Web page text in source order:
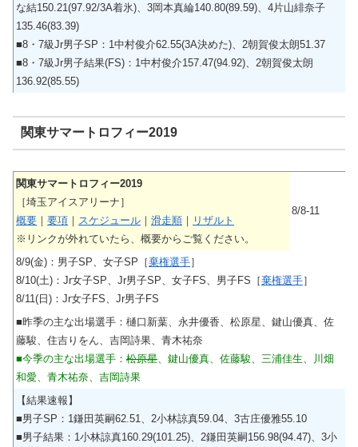
な結150.21(97.92/3A着氷)、3岡本真綸140.80(89.59)、4片山緋奈子
135.46(83.39)
■8・7級Jr男子SP：1中村俊介62.55(3A決めた)、2朝賀俊太朗51.37
■8・7級Jr男子結果(FS)：1中村俊介157.47(94.92)、2朝賀俊太朗
136.92(85.55)
関東サマートロフィー2019
関東サマートロフィー2019
［埼玉アイスアリーナ］
概要 ｜ 要項 ｜ スケジュール ｜ 滑走順 ｜ リザルト
※リンクが外れていたら、概要からご覧ください。
8/8-11
8/9(金)：男子SP、女子SP［棄権選手］
8/10(土)：Jr女子SP、Jr男子SP、女子FS、男子FS［棄権選手］
8/11(日)：Jr女子FS、Jr男子FS
■昨季の主な出場選手：樋口新葉、永井優香、松原星、鍵山優真、佐
藤駿、住吉りをん、吉岡詩果、青木祐奈
■今季の主な出場選手： 松原星 、鍵山優真、佐藤駿、三浦佳生、川畑
和愛、青木祐奈、吉岡詩果
【結果速報】
■男子SP：1鎌田英嗣62.51、2小林諒真59.04、3古庄優雅55.10
■男子結果：1小林諒真160.29(101.25)、2鎌田英嗣156.98(94.47)、3小